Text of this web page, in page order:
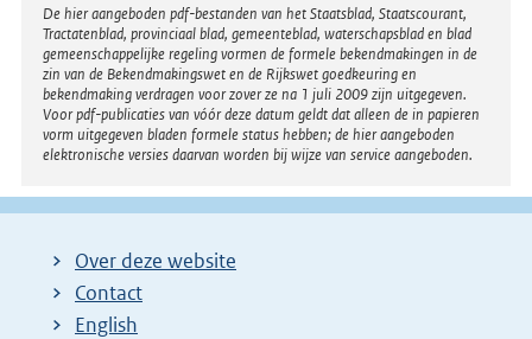
Disclaimer
De hier aangeboden pdf-bestanden van het Staatsblad, Staatscourant,
Tractatenblad, provinciaal blad, gemeenteblad, waterschapsblad en blad
gemeenschappelijke regeling vormen de formele bekendmakingen in de
zin van de Bekendmakingswet en de Rijkswet goedkeuring en
bekendmaking verdragen voor zover ze na 1 juli 2009 zijn uitgegeven.
Voor pdf-publicaties van vóór deze datum geldt dat alleen de in papieren
vorm uitgegeven bladen formele status hebben; de hier aangeboden
elektronische versies daarvan worden bij wijze van service aangeboden.
Over deze website
Contact
English